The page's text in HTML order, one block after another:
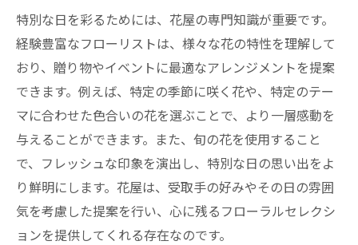
特別な日のための花屋の提案力と創造力
イベントを成功に導く花屋のアプローチ
特別な日を完璧に演出するための花屋選び
感動を呼ぶ花屋のセレクトで特別な日を彩る
感動を呼ぶフローラルアレンジメントの選
び方
特別な日に最適な花屋の見つけ方
花屋のセレクトで変わる特別な日の感動
特別な日を印象深くする花屋の秘密
特別な日を彩るためには、花屋の専門知識が重要です。
経験豊富なフローリストは、様々な花の特性を理解して
おり、贈り物やイベントに最適なアレンジメントを提案
できます。例えば、特定の季節に咲く花や、特定のテー
マに合わせた色合いの花を選ぶことで、より一層感動を
与えることができます。また、旬の花を使用すること
で、フレッシュな印象を演出し、特別な日の思い出をよ
り鮮明にします。花屋は、受取手の好みやその日の雰囲
気を考慮した提案を行い、心に残るフローラルセレクシ
ョンを提供してくれる存在なのです。